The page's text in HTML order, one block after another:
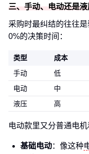
三、手动、电动还是
采购时最纠结的往往
0%的决策时间：
类型 成本
手动
低
电动
中
液压
高
电动款里又分普通电机
基础电动：像这种